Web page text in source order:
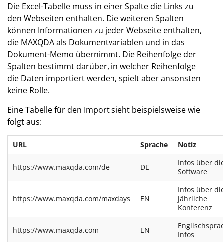
Die Excel-Tabelle muss in einer Spalte die Links zu
den Webseiten enthalten. Die weiteren Spalten
können Informationen zu jeder Webseite enthalten,
die MAXQDA als Dokumentvariablen und in das
Dokument-Memo übernimmt. Die Reihenfolge der
Spalten bestimmt darüber, in welcher Reihenfolge
die Daten importiert werden, spielt aber ansonsten
keine Rolle.
Eine Tabelle für den Import sieht beispielsweise wie
folgt aus:
URL Sprache Notiz
https://www.maxqda.com/de DE
Infos über
Software
https://www.maxqda.com/maxdays EN
Infos über
jährliche
Konferenz
https://www.maxqda.com EN
Infos